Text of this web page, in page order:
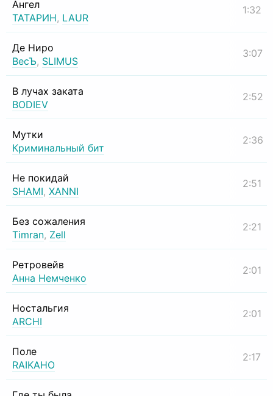
Ангел
ТАТАРИН, LAUR
1:32
Де Ниро
ВесЪ, SLIMUS
3:07
В лучах заката
BODIEV
2:52
Мутки
Криминальный бит
2:36
Не покидай
SHAMI, XANNI
2:51
Без сожаления
Timran, Zell
2:21
Ретровейв
Анна Немченко
2:01
Ностальгия
ARCHI
2:01
Поле
RAIKAHO
2:17